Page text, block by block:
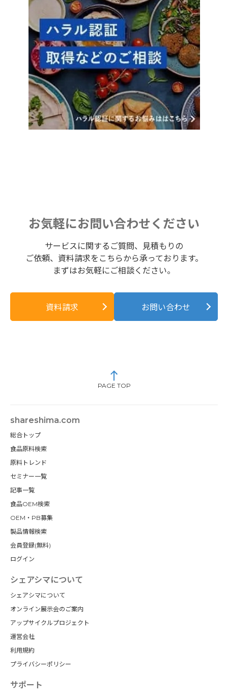
お気軽にお問い合わせください
サービスに関するご質問、見積もりの
ご依頼、資料請求をこちらから承っております。
まずはお気軽にご相談ください。
資料請求 お問い合わせ
PAGE TOP
shareshima.com
総合トップ
食品原料検索
原料トレンド
セミナー一覧
記事一覧
食品OEM検索
OEM・PB募集
製品情報検索
会員登録(無料)
ログイン
シェアシマについて
シェアシマについて
オンライン展示会のご案内
アップサイクルプロジェクト
運営会社
利用規約
プライバシーポリシー
サポート